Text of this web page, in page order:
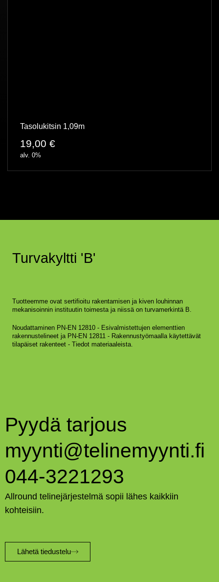
Tasolukitsin 1,09m
19,00 €
alv. 0%
Turvakyltti 'B'
Tuotteemme ovat sertifioitu rakentamisen ja kiven louhinnan
mekanisoinnin instituutin toimesta ja niissä on turvamerkintä B.
Noudattaminen PN-EN 12810 - Esivalmistettujen elementtien
rakennustelineet ja PN-EN 12811 - Rakennustyömaalla käytettävät
tilapäiset rakenteet - Tiedot materiaaleista.
Pyydä tarjous
myynti@telinemyynti.fi
044-3221293
Allround telinejärjestelmä sopii lähes kaikkiin
kohteisiin.
Lähetä tiedustelu